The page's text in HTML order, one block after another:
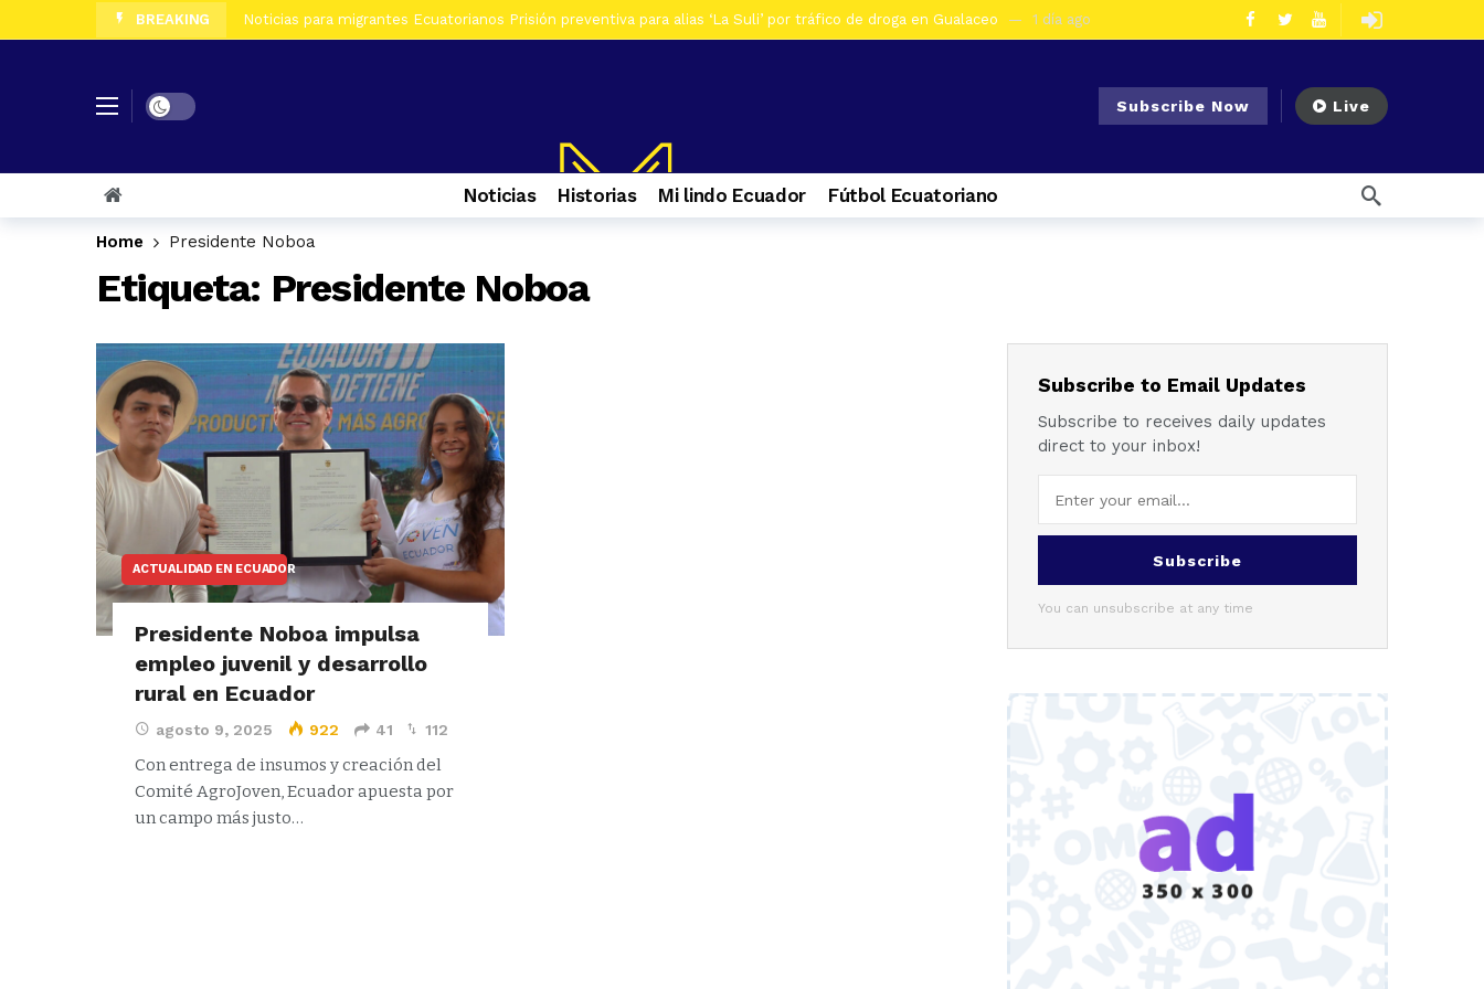
BREAKING Noticias para migrantes Ecuatorianos Prisión preventiva para alias ‘La Suli’ por tráfico de droga en Gualaceo 1 día ago
Noticias para migrantes Ecuatorianos Al menos 7 heridos por accidente de tránsito en el ingreso a Zhiña, en la vía Cuenca – Loja 4 días ago
4 días ago
Noticias para migrantes Ecuatorianos Casa era utilizada para almacenar armas en La Troncal. Hay una mujer detenida
Noticias para migrantes Ecuatorianos Selva Eterna, el santuario que cuida la vida silvestre del sureste del Ecuador
Dark mode Subscribe Now Live
Noticias Historias Mi lindo Ecuador Fútbol Ecuatoriano
Home Presidente Noboa
Etiqueta: Presidente Noboa
ACTUALIDAD EN ECUADOR
Presidente Noboa impulsa
empleo juvenil y desarrollo
rural en Ecuador
agosto 9, 2025 922 41 112
Con entrega de insumos y creación del
Comité AgroJoven, Ecuador apuesta por
un campo más justo…
Subscribe to Email Updates
Subscribe to receives daily updates
direct to your inbox!
Subscribe
You can unsubscribe at any time